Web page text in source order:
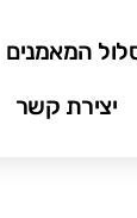
המאמנים
יצירת קשר